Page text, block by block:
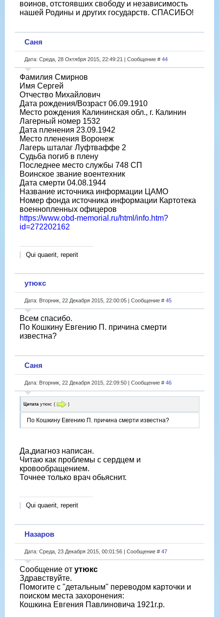
воинов, отстоявших свободу и независимость
нашей Родины и других государств. СПАСИБО!
Саня
Дата: Среда, 28 Октября 2015, 22:49:21 | Сообщение # 44
Фамилия Смирнов
Имя Сергей
Отчество Михайлович
Дата рождения/Возраст 06.09.1910
Место рождения Калининская обл., г. Калинин
Лагерный номер 1532
Дата пленения 23.09.1942
Место пленения Воронеж
Лагерь шталаг Луфтваффе 2
Судьба погиб в плену
Последнее место службы 748 СП
Воинское звание воентехник
Дата смерти 04.08.1944
Название источника информации ЦАМО
Номер фонда источника информации Картотека
военнопленных офицеров
https://www.obd-memorial.ru/html/info.htm?
id=272202162
Qui quaerit, reperit
утюкс
Дата: Вторник, 22 Декабря 2015, 22:00:05 | Сообщение # 45
Всем спасибо.
По Кошкину Евгению П. причина смерти
известна?
Саня
Дата: Вторник, 22 Декабря 2015, 22:09:50 | Сообщение # 46
Цитата утюкс ( )
По Кошкину Евгению П. причина смерти известна?
Да,диагноз написан.
Читаю как проблемы с сердцем и
кровообращением.
Точнее только врач обьяснит.
Qui quaerit, reperit
Назаров
Дата: Среда, 23 Декабря 2015, 00:01:56 | Сообщение # 47
Сообщение от утюкс
Здравствуйте.
Помогите с "детальным" переводом карточки и
поиском места захоронения:
Кошкина Евгения Павлиновича 1921г.р.